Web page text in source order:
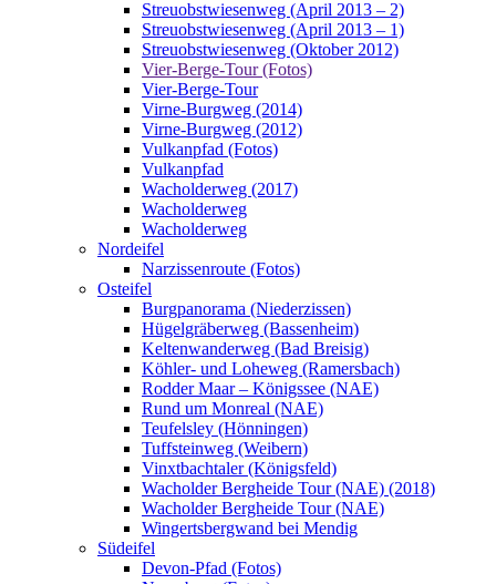
Streuobstwiesenweg (April 2013 – 2)
Streuobstwiesenweg (April 2013 – 1)
Streuobstwiesenweg (Oktober 2012)
Vier-Berge-Tour (Fotos)
Vier-Berge-Tour
Virne-Burgweg (2014)
Virne-Burgweg (2012)
Vulkanpfad (Fotos)
Vulkanpfad
Wacholderweg (2017)
Wacholderweg
Wacholderweg
Nordeifel
Narzissenroute (Fotos)
Osteifel
Burgpanorama (Niederzissen)
Hügelgräberweg (Bassenheim)
Keltenwanderweg (Bad Breisig)
Köhler- und Loheweg (Ramersbach)
Rodder Maar – Königssee (NAE)
Rund um Monreal (NAE)
Teufelsley (Hönningen)
Tuffsteinweg (Weibern)
Vinxtbachtaler (Königsfeld)
Wacholder Bergheide Tour (NAE) (2018)
Wacholder Bergheide Tour (NAE)
Wingertsbergwand bei Mendig
Südeifel
Devon-Pfad (Fotos)